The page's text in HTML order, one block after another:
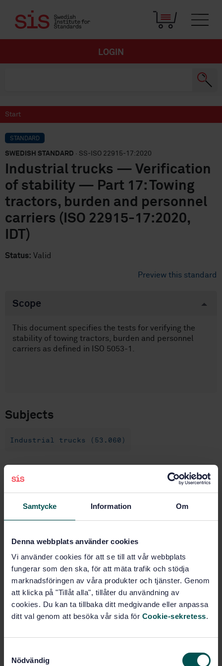
Samtycke Information Om
Denna webbplats använder cookies
Vi använder cookies för att se till att vår webbplats
fungerar som den ska, för att mäta trafik och stödja
marknadsföringen av våra produkter och tjänster. Genom
att klicka på "Tillåt alla", tillåter du användning av
cookies. Du kan ta tillbaka ditt medgivande eller anpassa
ditt val genom att besöka vår sida för Cookie-sekretess.
Nödvändig
LOGIN
Start
STANDARD
SWEDISH STANDARD · SS-ISO 22915-17:2020
Industrial trucks — Verification
of stability — Part 17: Towing
tractors, burden and personnel
carriers (ISO 22915-17:2020,
IDT)
Status: Valid
Preview this standard
Scope
This document specifies the tests for verifying the
stability of towing tractors, burden and personnel
carriers as defined in ISO 5053-1.
Subjects
Industrial trucks (53.060)
Buy this standard
Towing tractors, burden and personnel carriers (ISO
Subscribe on standards - Read more
Price:
Add to cart